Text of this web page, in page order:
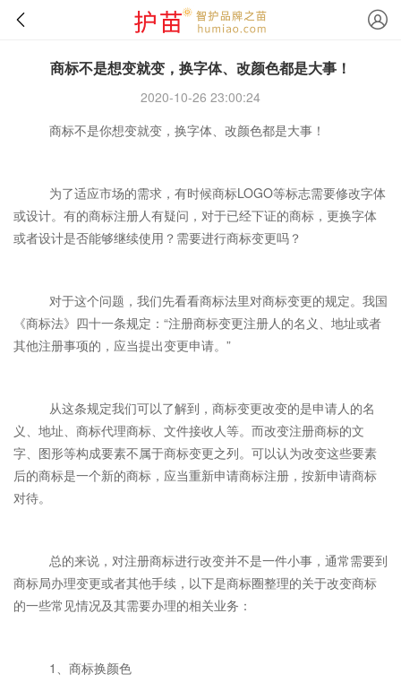
商标不是想变就变，换字体、改颜色都是大事！
2020-10-26 23:00:24
商标不是你想变就变，换字体、改颜色都是大事！
为了适应市场的需求，有时候商标LOGO等标志需要修改字体
或设计。有的商标注册人有疑问，对于已经下证的商标，更换字体
或者设计是否能够继续使用？需要进行商标变更吗？
对于这个问题，我们先看看商标法里对商标变更的规定。我国
《商标法》四十一条规定：“注册商标变更注册人的名义、地址或者
其他注册事项的，应当提出变更申请。”
从这条规定我们可以了解到，商标变更改变的是申请人的名
义、地址、商标代理商标、文件接收人等。而改变注册商标的文
字、图形等构成要素不属于商标变更之列。可以认为改变这些要素
后的商标是一个新的商标，应当重新申请商标注册，按新申请商标
对待。
总的来说，对注册商标进行改变并不是一件小事，通常需要到
商标局办理变更或者其他手续，以下是商标圈整理的关于改变商标
的一些常见情况及其需要办理的相关业务：
1、商标换颜色